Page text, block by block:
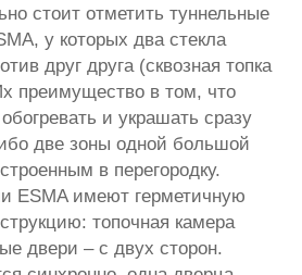
стоит отметить туннельные
у которых два стекла
друг друга (сквозная топка
преимущество в том, что
и украшать сразу
две зоны одной большой
в перегородку.
ESMA имеют герметичную
топочная камера
двери – с двух сторон.